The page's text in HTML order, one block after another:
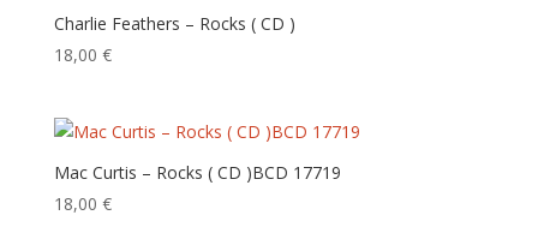
Charlie Feathers – Rocks ( CD )
18,00 €
Mac Curtis – Rocks ( CD )BCD 17719
18,00 €